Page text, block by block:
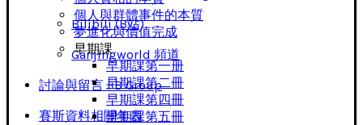
Bilibili (B站)
Ganjingworld 頻道
討論與留言 FB Group
賽斯資料相關年表
個人與群體事件的本質
夢進化與價值完成
早期課
早期課第一册
早期課第二冊
早期課第四冊
早期課第五冊